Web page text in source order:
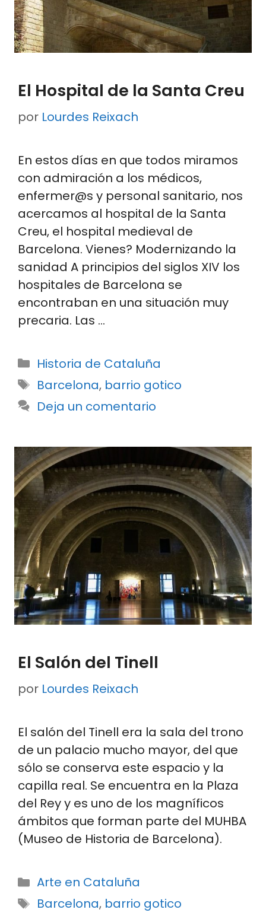
El Hospital de la Santa Creu
por Lourdes Reixach
En estos días en que todos miramos
con admiración a los médicos,
enfermer@s y personal sanitario, nos
acercamos al hospital de la Santa
Creu, el hospital medieval de
Barcelona. Vienes? Modernizando la
sanidad A principios del siglos XIV los
hospitales de Barcelona se
encontraban en una situación muy
precaria. Las …
Categorías
Historia de Cataluña
Etiquetas
Barcelona, barrio gotico
Deja un comentario
El Salón del Tinell
por Lourdes Reixach
El salón del Tinell era la sala del trono
de un palacio mucho mayor, del que
sólo se conserva este espacio y la
capilla real. Se encuentra en la Plaza
del Rey y es uno de los magníficos
ámbitos que forman parte del MUHBA
(Museo de Historia de Barcelona).
Categorías
Arte en Cataluña
Etiquetas
Barcelona, barrio gotico